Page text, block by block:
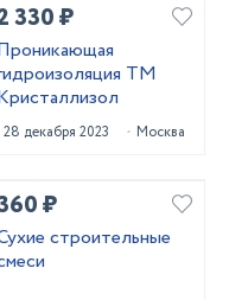
330 ₽
ТМ
28 декабря 2023 Москва
₽
строительные